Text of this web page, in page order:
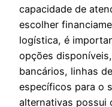
capacidade de
escolher
logística, é
opções
bancários, linhas
específicos para o
alternativas possui